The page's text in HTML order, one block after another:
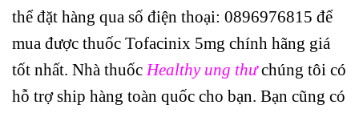
thể đặt hàng qua số điện thoại: 0896976815 để
mua được thuốc Tofacinix 5mg chính hãng giá
tốt nhất. Nhà thuốc Healthy ung thưchúng tôi có
hỗ trợ ship hàng toàn quốc cho bạn. Bạn cũng có